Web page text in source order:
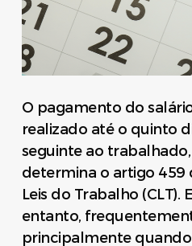
O pagamento do
realizado até o quinto
seguinte ao
determina o artigo 459
Leis do Trabalho (CLT).
entanto,
principalmente